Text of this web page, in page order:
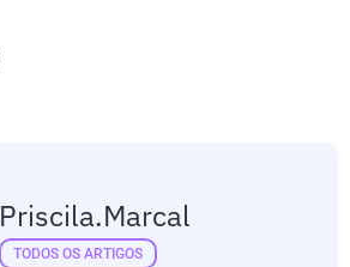
Priscila.marcal
TODOS OS ARTIGOS